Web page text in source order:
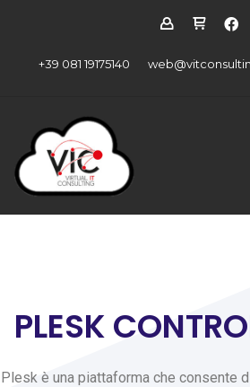
+39 081 19175140
PLESK
Plesk è una piattaforma che consente